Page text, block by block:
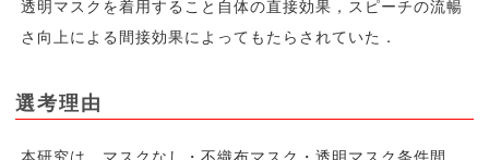
透明マスクを着用すること自体の直接効果，スピーチの流暢
さ向上による間接効果によってもたらされていた．
選考理由
本研究は，マスクなし・不織布マスク・透明マスク条件間